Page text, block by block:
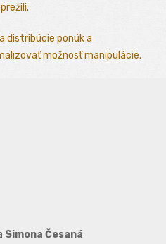
distribúcie ponúk a
možnosť manipulácie.
Simona Česaná